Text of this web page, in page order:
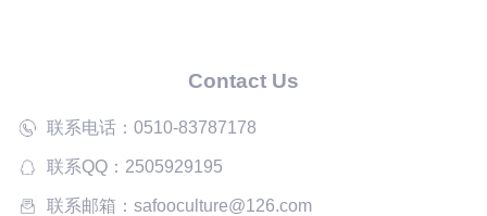
Contact Us
联系电话：0510-83787178
联系QQ：2505929195
联系邮箱：safooculture@126.com